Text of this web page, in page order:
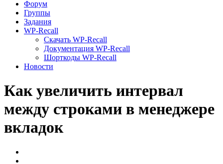
Форум
Группы
Задания
WP-Recall
Скачать WP-Recall
Документация WP-Recall
Шорткоды WP-Recall
Новости
Как увеличить интервал
между строками в менеджере
вкладок